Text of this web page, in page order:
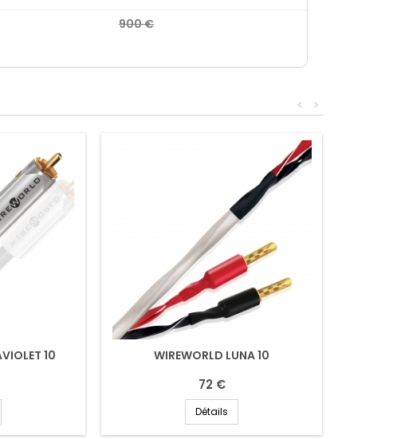
39 €
>
<
10
WIREWORLD LUNA 10
72 €
Détails